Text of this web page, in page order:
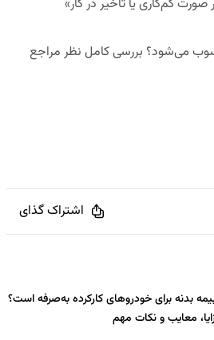
کم‌کاری یا تأخیر در کار»
می‌شود؟ بررسی کامل نظر مراجع
اشتراک گذای
بدنه برای خودروهای کارکرده به‌صرفه است؟
معایب و نکات مهم